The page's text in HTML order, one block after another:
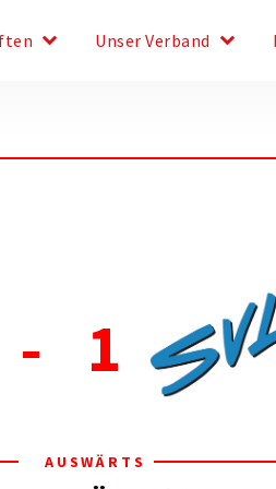
keyboard_arrow_down Unser Verband keyboard_arrow_down
- 1
AUSWÄRTS